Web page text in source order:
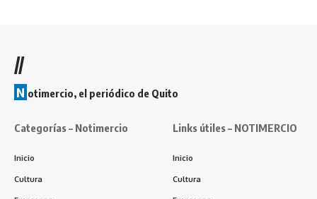
//
N otimercio, el periódico de Quito
Categorías – Notimercio
Inicio
Cultura
Links útiles – NOTIMERCIO
Inicio
Cultura